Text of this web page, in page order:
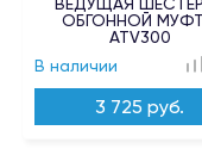
ОБГОННОЙ
ATV300
В наличии
3 725 руб.